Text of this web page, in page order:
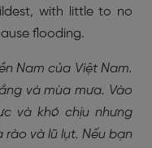
with little to no
flooding.
Nam của Việt Nam.
và mùa mưa. Vào
và khó chịu nhưng
và lũ lụt. Nếu bạn